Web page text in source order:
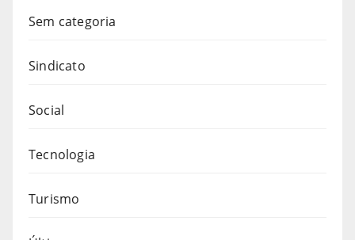
Sem categoria
Sindicato
Social
Tecnologia
Turismo